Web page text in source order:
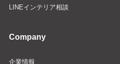
LINEインテリア相談
Company
企業情報